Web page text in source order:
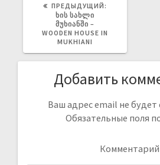
ПРЕДЫДУЩИЙ:
ᲮᲘᲡ ᲡᲐᲮᲚᲘ
ᲛᲣᲮᲘᲐᲜᲨᲘ –
WOODEN HOUSE IN
MUKHIANI
Добавить
Ваш адрес email не будет
Обязательные поля
Комментарий